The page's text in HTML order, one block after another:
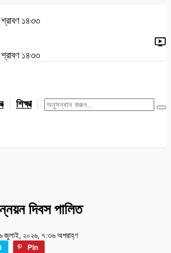
১৪৩৩
১৪৩৩
শিক্ষা খেলাধুলা জাতীয় যশোর
দিবস পালিত
জুলাই, ২০২৬, ৭:৩৬ অপরাহ্ণ
Pin